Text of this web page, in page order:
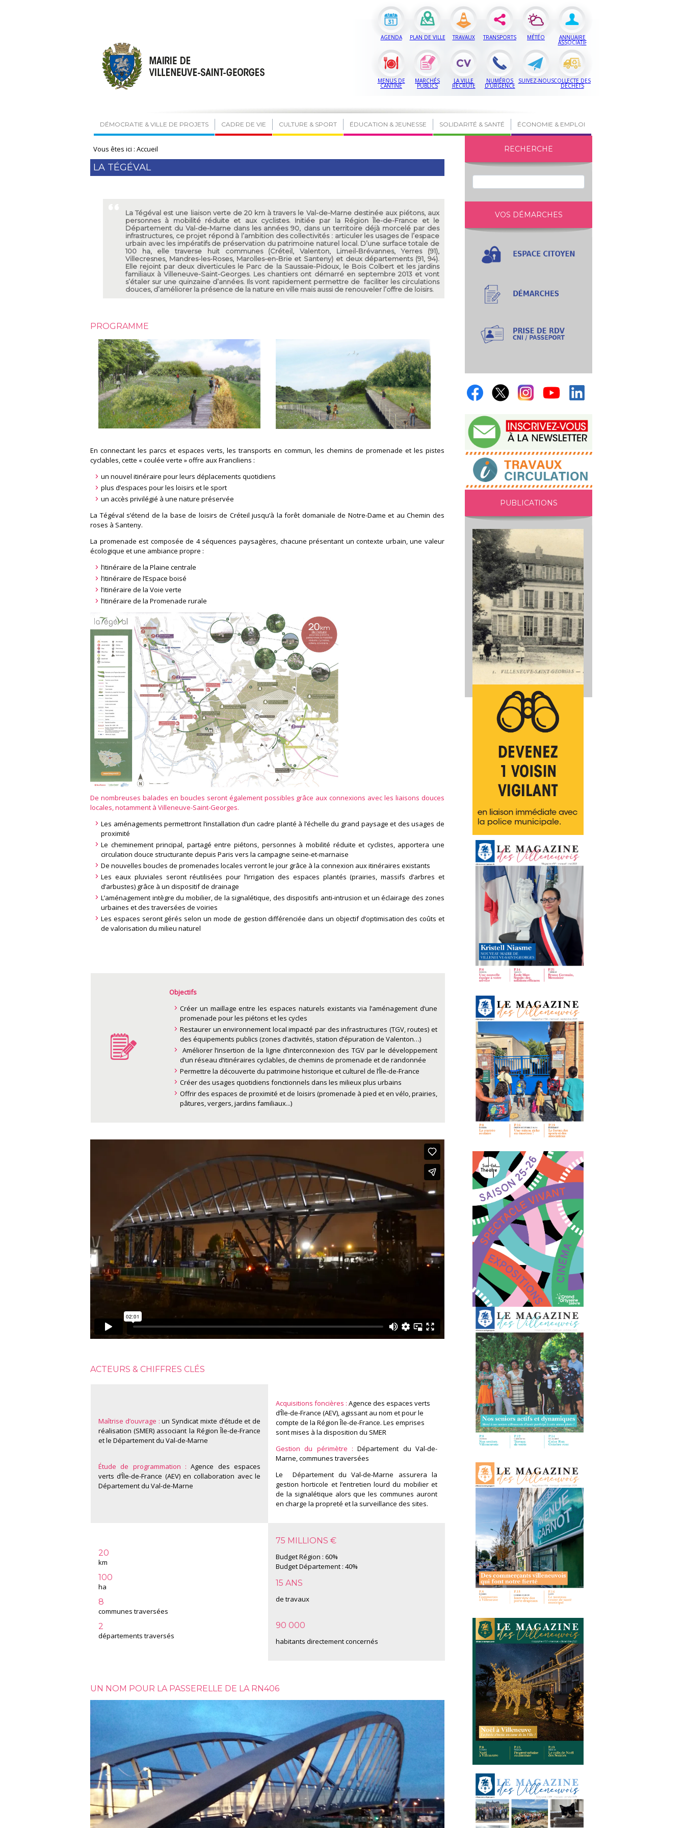
AGENDA PLAN DE VILLE TRAVAUX TRANSPORTS MÉTÉO ANNUAIRE
ASSOCIATIF
MENUS DE
CANTINE
MARCHÉS
PUBLICS
LA VILLE
RECRUTE
NUMÉROS
D’URGENCE
SUIVEZ-NOUSCOLLECTE DES
DÉCHETS
DÉMOCRATIE & VILLE DE PROJETS CADRE DE VIE CULTURE & SPORT ÉDUCATION & JEUNESSE SOLIDARITÉ & SANTÉ ÉCONOMIE & EMPLOI
Vous êtes ici : Accueil
LA TÉGÉVAL
La Tégéval est une liaison verte de 20 km à travers le Val-de-Marne destinée aux piétons, aux
personnes à mobilité réduite et aux cyclistes. Initiée par la Région Île-de-France et le
Département du Val-de-Marne dans les années 90, dans un territoire déjà morcelé par des
infrastructures, ce projet répond à l’ambition des collectivités : articuler les usages de l’espace
urbain avec les impératifs de préservation du patrimoine naturel local. D’une surface totale de
100 ha, elle traverse huit communes (Créteil, Valenton, Limeil-Brévannes, Yerres (91),
Villecresnes, Mandres-les-Roses, Marolles-en-Brie et Santeny) et deux départements (91, 94).
Elle rejoint par deux diverticules le Parc de la Saussaie-Pidoux, le Bois Colbert et les jardins
familiaux à Villeneuve-Saint-Georges. Les chantiers ont démarré en septembre 2013 et vont
s’étaler sur une quinzaine d’années. Ils vont rapidement permettre de faciliter les circulations
douces, d’améliorer la présence de la nature en ville mais aussi de renouveler l’offre de loisirs.
PROGRAMME
En connectant les parcs et espaces verts, les transports en commun, les chemins de promenade et les pistes
cyclables, cette « coulée verte » offre aux Franciliens :
un nouvel itinéraire pour leurs déplacements quotidiens
plus d’espaces pour les loisirs et le sport
un accès privilégié à une nature préservée
La Tégéval s’étend de la base de loisirs de Créteil jusqu’à la forêt domaniale de Notre-Dame et au Chemin des
roses à Santeny.
La promenade est composée de 4 séquences paysagères, chacune présentant un contexte urbain, une valeur
écologique et une ambiance propre :
l’itinéraire de la Plaine centrale
l’itinéraire de l’Espace boisé
l’itinéraire de la Voie verte
l’itinéraire de la Promenade rurale
De nombreuses balades en boucles seront également possibles grâce aux connexions avec les liaisons douces
locales, notamment à Villeneuve-Saint-Georges.
Les aménagements permettront l’installation d’un cadre planté à l’échelle du grand paysage et des usages de
proximité
Le cheminement principal, partagé entre piétons, personnes à mobilité réduite et cyclistes, apportera une
circulation douce structurante depuis Paris vers la campagne seine-et-marnaise
De nouvelles boucles de promenades locales verront le jour grâce à la connexion aux itinéraires existants
Les eaux pluviales seront réutilisées pour l’irrigation des espaces plantés (prairies, massifs d’arbres et
d’arbustes) grâce à un dispositif de drainage
L’aménagement intègre du mobilier, de la signalétique, des dispositifs anti-intrusion et un éclairage des zones
urbaines et des traversées de voiries
Les espaces seront gérés selon un mode de gestion différenciée dans un objectif d’optimisation des coûts et
de valorisation du milieu naturel
Objectifs
Créer un maillage entre les espaces naturels existants via l’aménagement d’une
promenade pour les piétons et les cycles
Restaurer un environnement local impacté par des infrastructures (TGV, routes) et
des équipements publics (zones d’activités, station d’épuration de Valenton…)
Améliorer l’insertion de la ligne d’interconnexion des TGV par le développement
d’un réseau d’itinéraires cyclables, de chemins de promenade et de randonnée
Permettre la découverte du patrimoine historique et culturel de l’Île-de-France
Créer des usages quotidiens fonctionnels dans les milieux plus urbains
Offrir des espaces de proximité et de loisirs (promenade à pied et en vélo, prairies,
pâtures, vergers, jardins familiaux...)
ACTEURS & CHIFFRES CLÉS
Maîtrise d’ouvrage : un Syndicat mixte d’étude et de
réalisation (SMER) associant la Région Île-de-France
et le Département du Val-de-Marne
Étude de programmation : Agence des espaces
verts d’Île-de-France (AEV) en collaboration avec le
Département du Val-de-Marne
Acquisitions foncières : Agence des espaces verts
d’Île-de-France (AEV), agissant au nom et pour le
compte de la Région Île-de-France. Les emprises
sont mises à la disposition du SMER
Gestion du périmètre : Département du Val-de-
Marne, communes traversées
Le Département du Val-de-Marne assurera la
gestion horticole et l’entretien lourd du mobilier et
de la signalétique alors que les communes auront
en charge la propreté et la surveillance des sites.
20
km
100
ha
8
communes traversées
2
départements traversés
75 MILLIONS €
Budget Région : 60%
Budget Département : 40%
15 ANS
de travaux
90 000
habitants directement concernés
UN NOM POUR LA PASSERELLE DE LA RN406
RECHERCHE
VOS DÉMARCHES
PUBLICATIONS